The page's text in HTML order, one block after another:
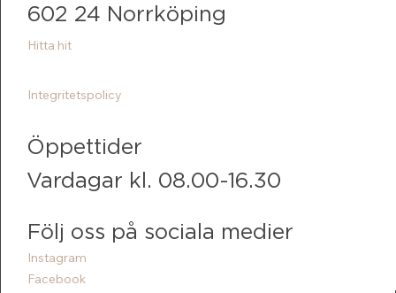
602 24 Norrköping
Hitta hit
Integritetspolicy
Öppettider
Vardagar kl. 08.00-16.30
Följ oss på sociala medier
Instagram
Facebook